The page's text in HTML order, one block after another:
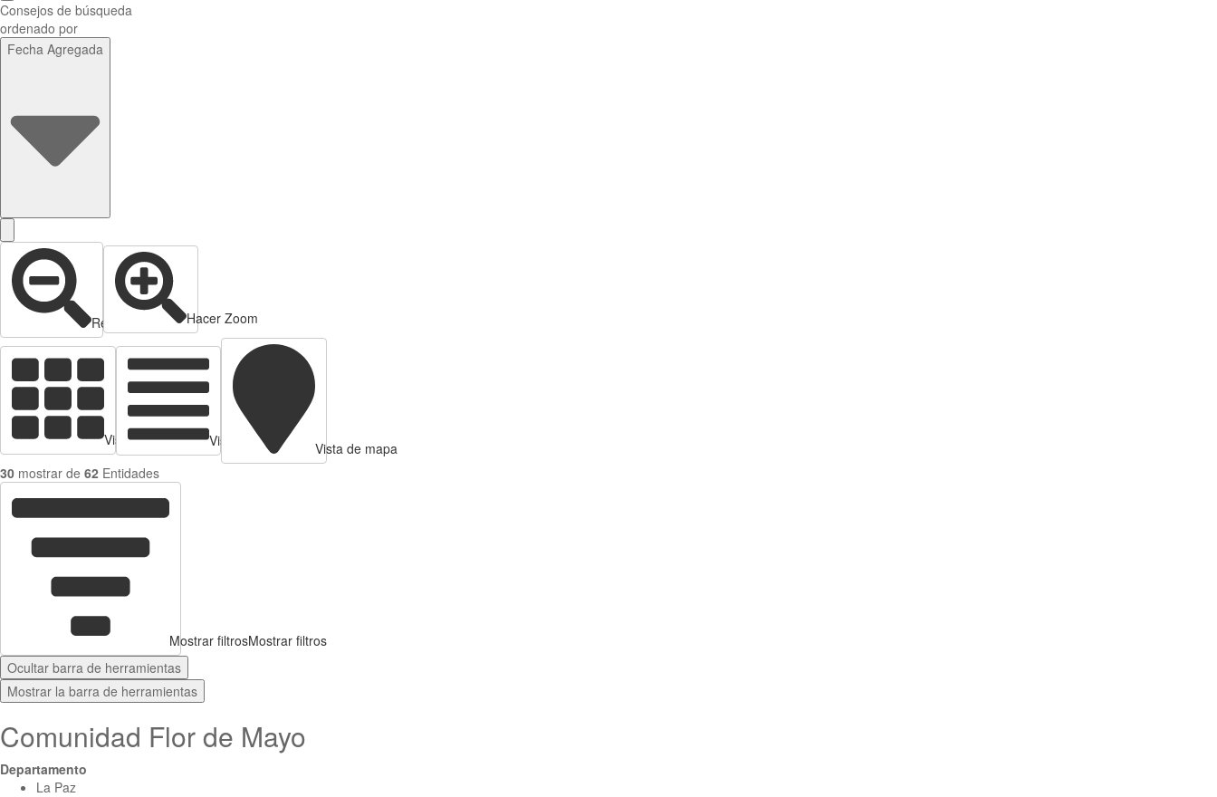
Consejos de búsqueda
ordenado por
Fecha Agregada
Reducir zoom Hacer Zoom
Vista de tarjetas Vista de Tabla
Vista de mapa
30 mostrar de 62 Entidades
Mostrar filtrosMostrar filtros
Ocultar barra de herramientas
Mostrar la barra de herramientas
Comunidad Flor de Mayo
Departamento
La Paz